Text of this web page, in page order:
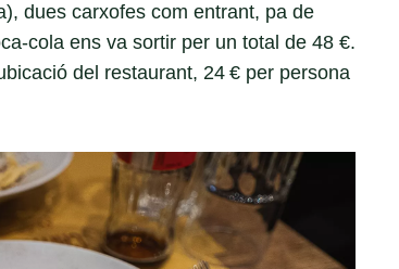
dues carxofes com entrant, pa de
cola ens va sortir per un total de 48 €.
del restaurant, 24 € per persona